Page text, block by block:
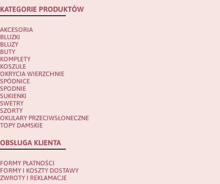
KATEGORIE PRODUKTÓW
AKCESORIA
BLUZKI
BLUZY
BUTY
KOMPLETY
KOSZULE
OKRYCIA WIERZCHNIE
SPÓDNICE
SPODNIE
SUKIENKI
SWETRY
SZORTY
OKULARY PRZECIWSŁONECZNE
TOPY DAMSKIE
OBSŁUGA KLIENTA
FORMY PŁATNOŚCI
FORMY I KOSZTY DOSTAWY
ZWROTY I REKLAMACJE